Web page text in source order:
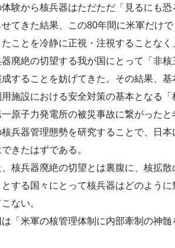
験から核兵器はただただ「見るにも
てきた結果、この80年間に米軍だけ
たことを冷静に正視・注視することなく
廃絶の切望する我が国にとって「非
成することを妨げてきた。その結果、
施設における安全対策の基本となる
原子力発電所の被災事故に繋がった
兵器管理態勢を研究することで、日
きたはずである。
、核兵器廃絶の切望とは裏腹に、核拡
とする国々にとって核兵器はどのよう
ない。
「米軍の核管理体制に内部牽制の神